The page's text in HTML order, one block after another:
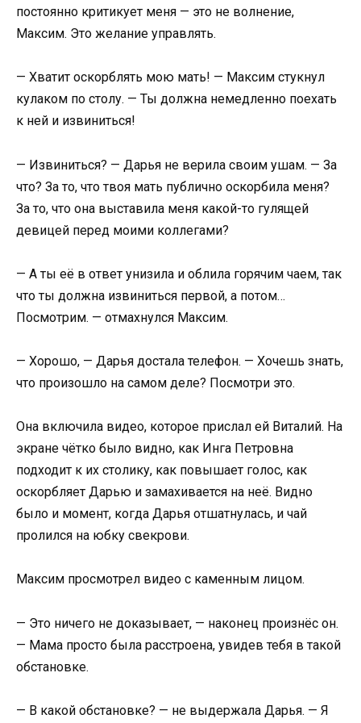
постоянно критикует меня — это не волнение,
Максим. Это желание управлять.
— Хватит оскорблять мою мать! — Максим стукнул
кулаком по столу. — Ты должна немедленно поехать
к ней и извиниться!
— Извиниться? — Дарья не верила своим ушам. — За
что? За то, что твоя мать публично оскорбила меня?
За то, что она выставила меня какой-то гулящей
девицей перед моими коллегами?
— А ты её в ответ унизила и облила горячим чаем, так
что ты должна извиниться первой, а потом…
Посмотрим. — отмахнулся Максим.
— Хорошо, — Дарья достала телефон. — Хочешь знать,
что произошло на самом деле? Посмотри это.
Она включила видео, которое прислал ей Виталий. На
экране чётко было видно, как Инга Петровна
подходит к их столику, как повышает голос, как
оскорбляет Дарью и замахивается на неё. Видно
было и момент, когда Дарья отшатнулась, и чай
пролился на юбку свекрови.
Максим просмотрел видео с каменным лицом.
— Это ничего не доказывает, — наконец произнёс он.
— Мама просто была расстроена, увидев тебя в такой
обстановке.
— В какой обстановке? — не выдержала Дарья. — Я